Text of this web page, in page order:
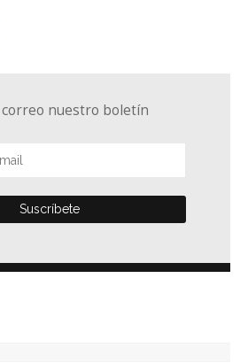
correo nuestro boletín